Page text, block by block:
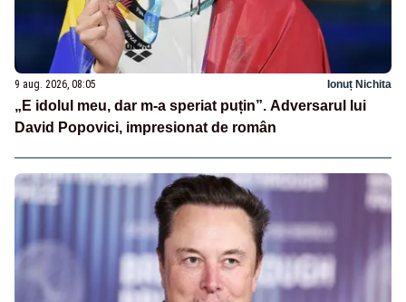
9 aug. 2026, 08:05 Ionuț Nichita
„E idolul meu, dar m-a speriat puțin”. Adversarul lui
David Popovici, impresionat de român